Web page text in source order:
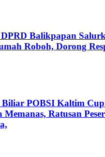
Balikpapan
Roboh, Dorong
Biliar POBSI Kaltim
Memanas, Ratusan